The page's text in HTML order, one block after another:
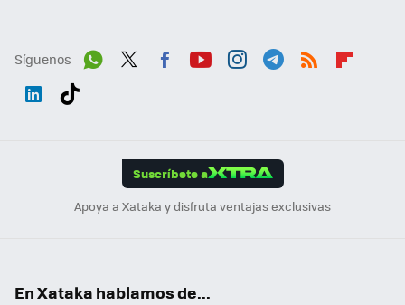
Síguenos
Suscríbete a
Apoya a Xataka y disfruta ventajas exclusivas
En Xataka hablamos de...